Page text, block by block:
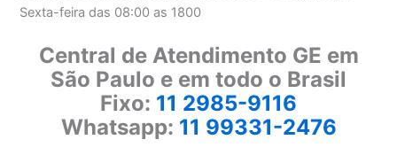
Sexta-feira das 08:00 as 1800
Central de Atendimento GE em
São Paulo e em todo o Brasil
Fixo: 11 2985-9116
Whatsapp: 11 99331-2476